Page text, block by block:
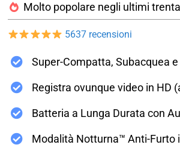
Molto popolare negli ultimi
5637 recensioni
Super-Compatta, Subacquea
Registra ovunque video in HD
Batteria a Lunga Durata con
Modalità Notturna™ Anti-Furto